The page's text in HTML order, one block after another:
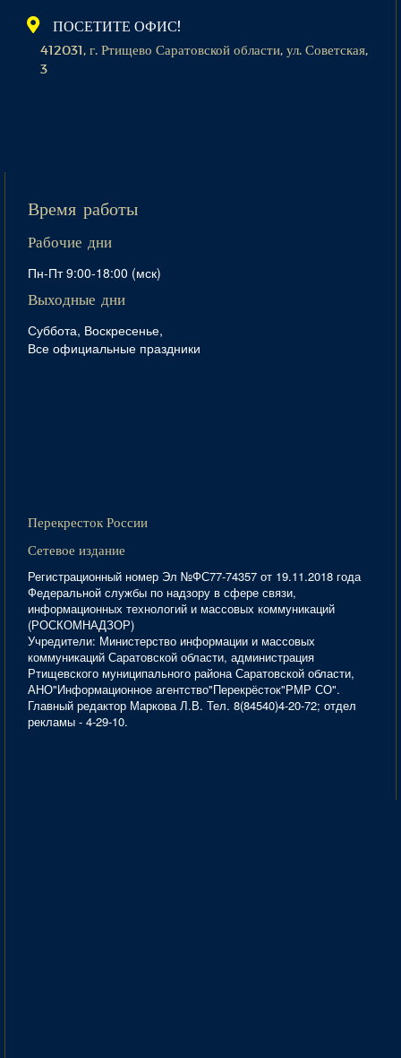
ПОСЕТИТЕ ОФИС!
412031, г. Ртищево Саратовской области, ул. Советская,
3
Время работы
Рабочие дни
Пн-Пт 9:00-18:00 (мск)
Выходные дни
Суббота, Воскресенье,
Все официальные праздники
Перекресток России
Сетевое издание
Регистрационный номер Эл №ФС77-74357 от 19.11.2018 года
Федеральной службы по надзору в сфере связи,
информационных технологий и массовых коммуникаций
(РОСКОМНАДЗОР)
Учредители: Министерство информации и массовых
коммуникаций Саратовской области, администрация
Ртищевского муниципального района Саратовской области,
АНО"Информационное агентство"Перекрёсток"РМР СО".
Главный редактор Маркова Л.В. Тел. 8(84540)4-20-72; отдел
рекламы - 4-29-10.